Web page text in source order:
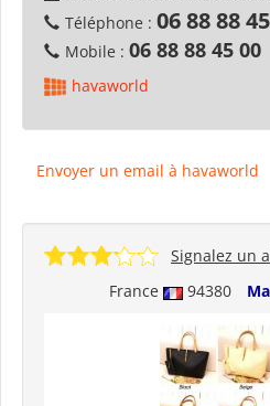
Téléphone : 06 88 88
Mobile : 06 88 88 45 00
havaworld
Envoyer un email à havaworld
France 94380
Signalez un